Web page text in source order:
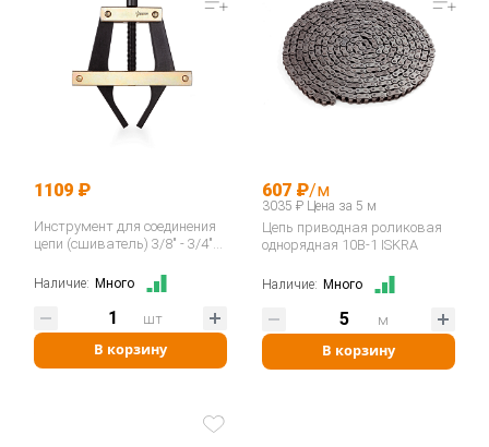
1109 ₽
Инструмент для соединения
цепи (сшиватель) 3/8" - 3/4"
400035…
Наличие: Много
В корзину
шт
607 ₽/м
3035 ₽ Цена за 5 м
Цепь приводная роликовая
однорядная 10B-1 ISKRA
Наличие: Много
В корзину
м